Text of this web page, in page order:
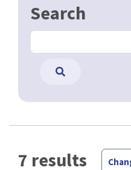
Search
7 results